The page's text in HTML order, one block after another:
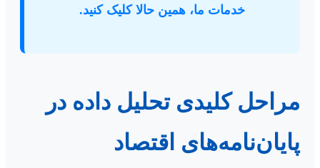
خدمات ما، همین حالا کلیک کنید.
مراحل کلیدی تحلیل داده در
پایان‌نامه‌های اقتصاد